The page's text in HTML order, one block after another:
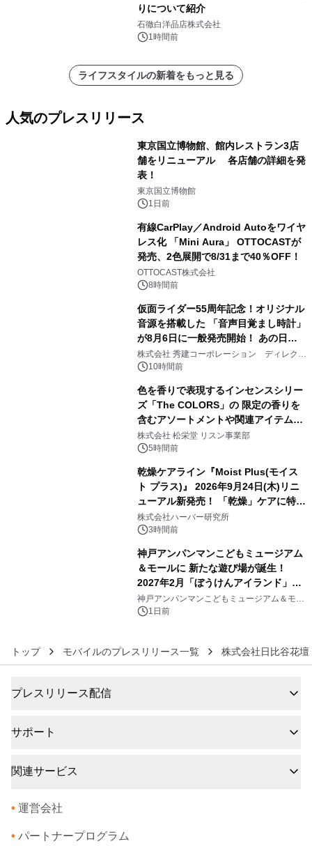
りについて紹介
石徹白洋品店株式会社
1時間前
ライフスタイルの新着をもっと見る
人気のプレスリリース
東京国立博物館、館内レストラン3店
舗をリニューアル 各店舗の詳細を発
表！
東京国立博物館
1日前
有線CarPlay／Android Autoをワイヤ
レス化 「Mini Aura」 OTTOCASTが
発売、2色展開で8/31まで40％OFF！
OTTOCAST株式会社
8時間前
仮面ライダー55周年記念！オリジナル
音源を搭載した 「音声目覚まし時計」
が8月6日に一般発売開始！ あの日の
大興奮が今甦る
株式会社 秀建コーポレーション ディレクト
アートギャラリー
10時間前
色を香りで表現するインセンスシリー
ズ「The COLORS」の 限定の香りを
含むアソートメントや関連アイテムを
8月6日発売
株式会社 松栄堂 リスン事業部
5時間前
乾燥ケアライン『Moist Plus(モイス
ト プラス)』 2026年9月24日(木)リニ
ューアル新発売！ 「乾燥」ケアに特化
し、ライン使いで潤いに満ちた肌へ
株式会社ハーバー研究所
3時間前
神戸アンパンマンこどもミュージアム
＆モールに 新たな遊び場が誕生！
2027年2月「ぼうけんアイランド」が
オープン
神戸アンパンマンこどもミュージアム＆モー
ル 1日前
トップ モバイルのプレスリリース一覧 株式会社日比谷花壇
プレスリリース配信
サポート
関連サービス
• 運営会社
• パートナープログラム